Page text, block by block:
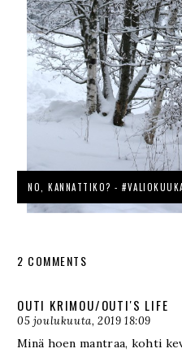
NO, KANNATTIKO? -
2 COMMENTS
OUTI KRIMOU/OUTI'S LIFE
05 joulukuuta, 2019 18:09
Minä hoen mantraa, kohti